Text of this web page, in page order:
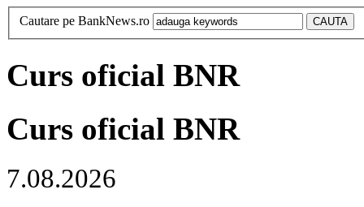
Cautare pe BankNews.ro
Curs oficial BNR
Curs oficial BNR
7.08.2026